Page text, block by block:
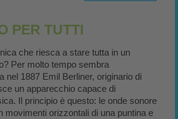
PER TUTTI
che riesca a stare tutta in un
Per molto tempo sembra
nel 1887 Emil Berliner, originario di
un apparecchio capace di
Il principio è questo: le onde sonore
movimenti orizzontali di una puntina e